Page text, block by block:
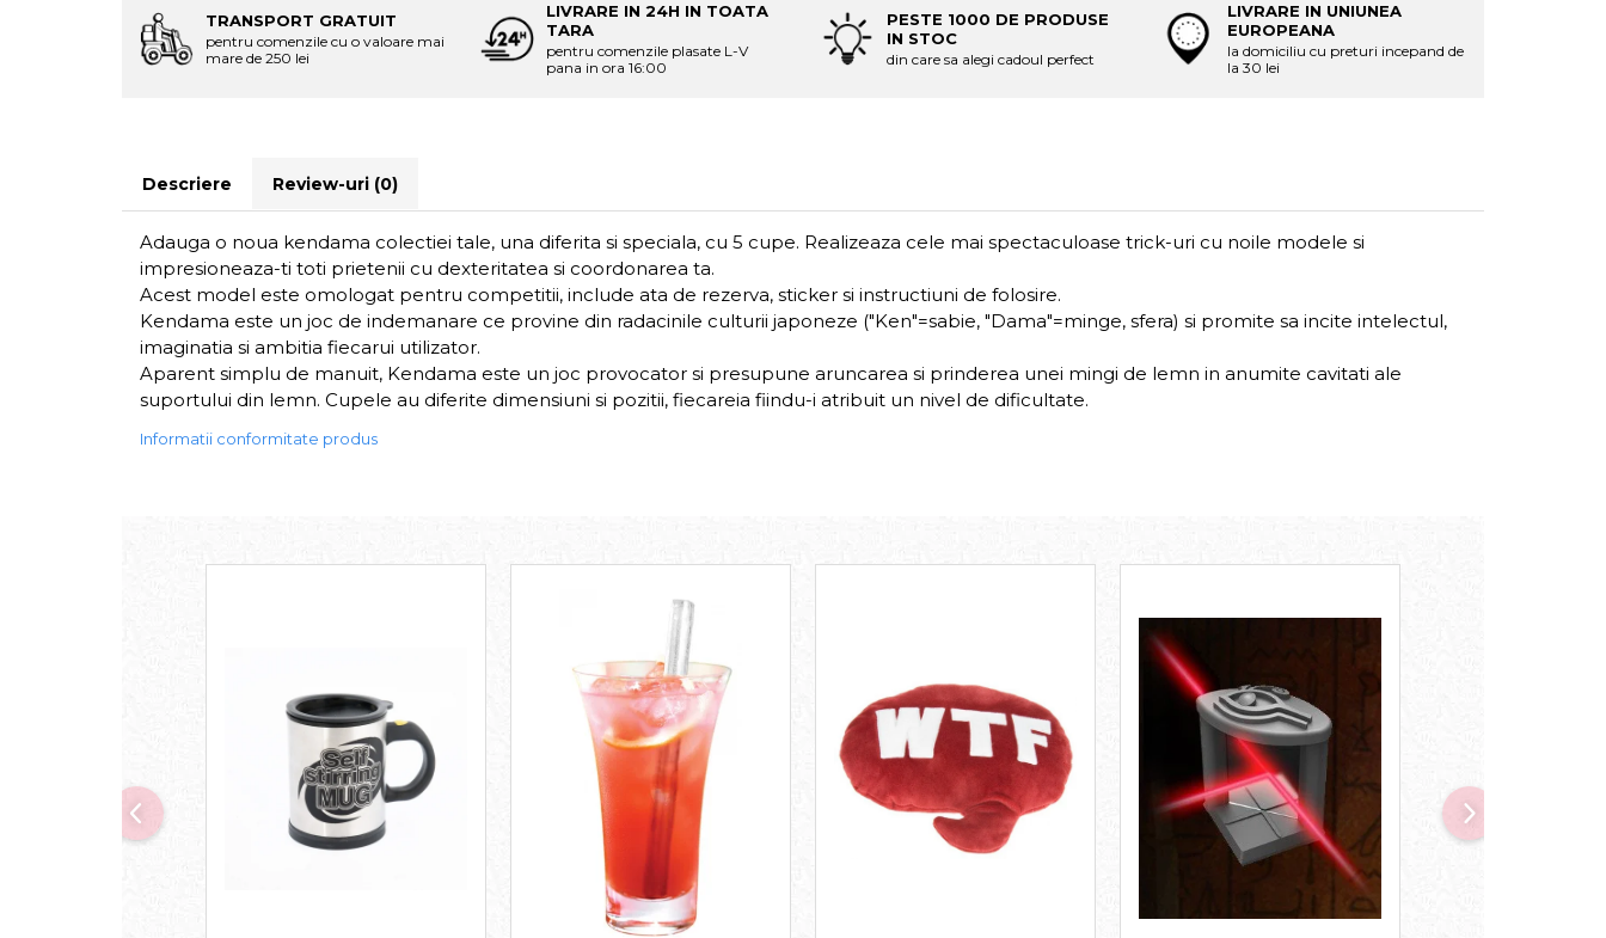
TRANSPORT GRATUIT
pentru comenzile cu o valoare mai
mare de 250 lei
LIVRARE IN 24H IN TOATA
TARA
pentru comenzile plasate L-V
pana in ora 16:00
PESTE 1000 DE PRODUSE
IN STOC
din care sa alegi cadoul perfect
LIVRARE IN UNIUNEA
EUROPEANA
la domiciliu cu preturi incepand de
la 30 lei
Descriere Review-uri (0)
Adauga o noua kendama colectiei tale, una diferita si speciala, cu 5 cupe. Realizeaza cele mai spectaculoase trick-uri cu noile modele si
impresioneaza-ti toti prietenii cu dexteritatea si coordonarea ta.
Acest model este omologat pentru competitii, include ata de rezerva, sticker si instructiuni de folosire.
Kendama este un joc de indemanare ce provine din radacinile culturii japoneze ("Ken"=sabie, "Dama"=minge, sfera) si promite sa incite intelectul,
imaginatia si ambitia fiecarui utilizator.
Aparent simplu de manuit, Kendama este un joc provocator si presupune aruncarea si prinderea unei mingi de lemn in anumite cavitati ale
suportului din lemn. Cupele au diferite dimensiuni si pozitii, fiecareia fiindu-i atribuit un nivel de dificultate.
Informatii conformitate produs